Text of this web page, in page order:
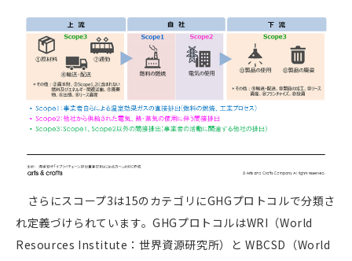
さらにスコープ3は15のカテゴリにGHGプロトコルで分類さ
れ定義づけられています。GHGプロトコルはWRI（World
Resources Institute：世界資源研究所）とWBCSD （World